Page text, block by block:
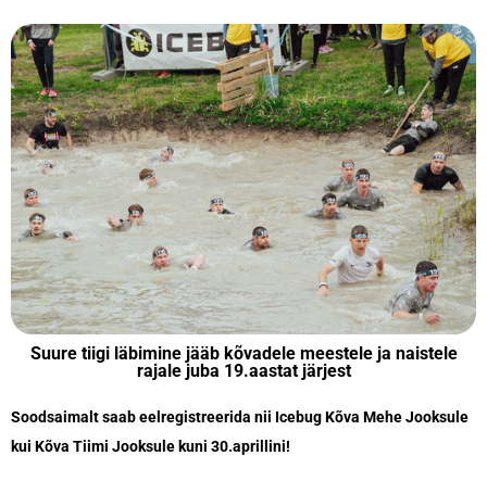
Suure tiigi läbimine jääb kõvadele meestele ja naistele
rajale juba 19.aastat järjest
Soodsaimalt saab eelregistreerida nii Icebug Kõva Mehe Jooksule
kui Kõva Tiimi Jooksule kuni 30.aprillini!